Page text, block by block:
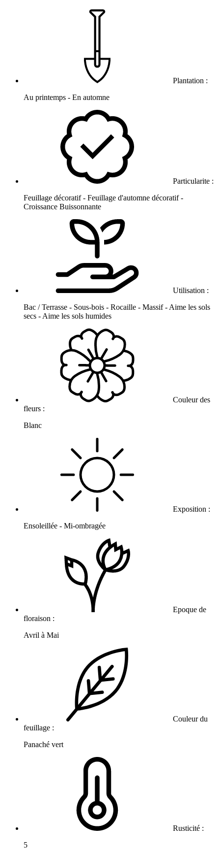
Plantation :
Au printemps - En automne
Particularite :
Feuillage décoratif - Feuillage d'automne décoratif -
Croissance Buissonnante
Utilisation :
Bac / Terrasse - Sous-bois - Rocaille - Massif - Aime les sols
secs - Aime les sols humides
Couleur des
fleurs :
Blanc
Exposition :
Ensoleillée - Mi-ombragée
Epoque de
floraison :
Avril à Mai
Couleur du
feuillage :
Panaché vert
Rusticité :
5